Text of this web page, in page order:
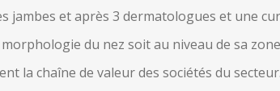
et après 3 dermatologues et une
du nez soit au niveau de sa
la chaîne de valeur des sociétés du